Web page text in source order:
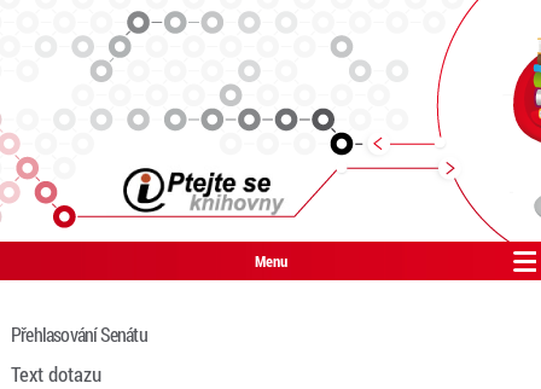
Menu
Přehlasování Senátu
Text dotazu